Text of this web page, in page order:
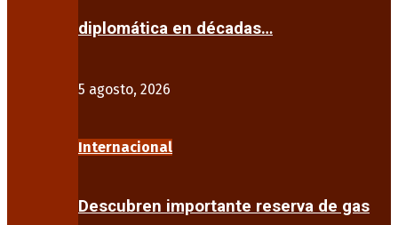
diplomática en décadas…
5 agosto, 2026
Internacional
Descubren importante reserva de gas